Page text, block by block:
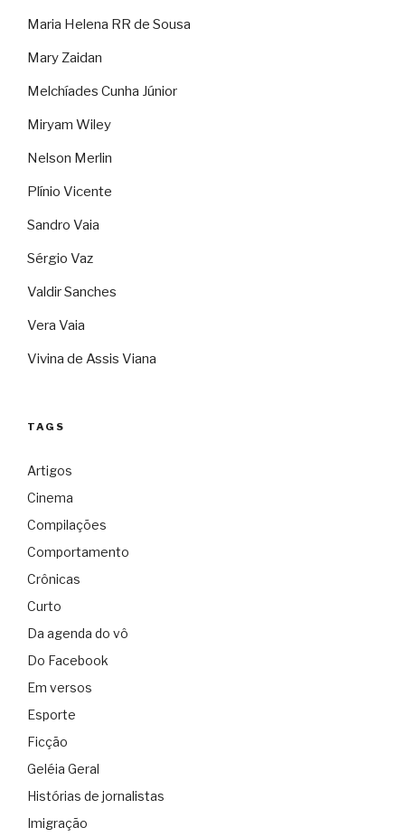
Maria Helena RR de Sousa
Mary Zaidan
Melchíades Cunha Júnior
Miryam Wiley
Nelson Merlin
Plínio Vicente
Sandro Vaia
Sérgio Vaz
Valdir Sanches
Vera Vaia
Vivina de Assis Viana
TAGS
Artigos
Cinema
Compilações
Comportamento
Crônicas
Curto
Da agenda do vô
Do Facebook
Em versos
Esporte
Ficção
Geléia Geral
Histórias de jornalistas
Imigração